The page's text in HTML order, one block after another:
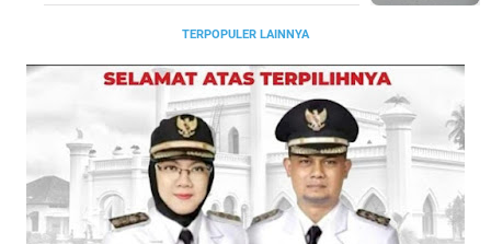
TERPOPULER LAINNYA